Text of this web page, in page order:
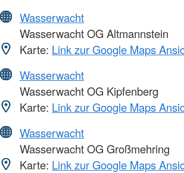
Wasserwacht
Wasserwacht OG Altmannstein
Karte: Link zur Google Maps
Wasserwacht
Wasserwacht OG Kipfenberg
Karte: Link zur Google Maps
Wasserwacht
Wasserwacht OG Großmehring
Karte: Link zur Google Maps